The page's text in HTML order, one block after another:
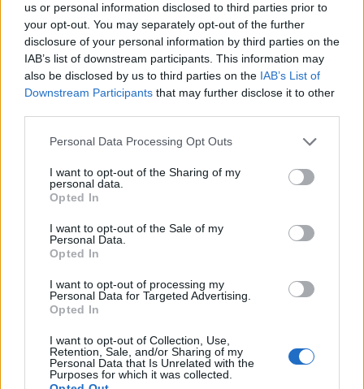
us or personal information disclosed to third parties prior to
your opt-out. You may separately opt-out of the further
disclosure of your personal information by third parties on the
IAB’s list of downstream participants. This information may
also be disclosed by us to third parties on the IAB’s List of
Downstream Participants that may further disclose it to other
Personal Data Processing Opt Outs
I want to opt-out of the Sharing of my
personal data.
Opted In
I want to opt-out of the Sale of my
Personal Data.
Opted In
I want to opt-out of processing my
Personal Data for Targeted Advertising.
Opted In
I want to opt-out of Collection, Use,
Retention, Sale, and/or Sharing of my
Personal Data that Is Unrelated with the
Purposes for which it was collected.
A legmagasabb fokú harckészültségbe helyezte a
szerb hadsereget Aleksandar Vucic köztársasági
elnök szombaton, mert a Rosu koszovói
különleges rendőri alakulat mintegy 60 tagját a
többségében szerbek lakta Észak-Koszovóba
vezényelték - közölte értesülését a szerbiai
közszolgálati televízió (RTS).
Emellett Nebojsa Stefanovic belügyminiszter a rendőrség
legmagasabb fokú készültségét rendelte el. Az egykor
Szerbia déli tartományát képező Koszovó 2008-ban
egyoldalúan kikiáltotta függetlenségét, ezt azonban
Belgrád azóta sem hajlandó elismerni, és mindent megtesz,
a koszovói szerb kisebbség döntő része...
KEDVES OLVASÓNK!
A keresett cikk a portfolio.hu hírarchívumához